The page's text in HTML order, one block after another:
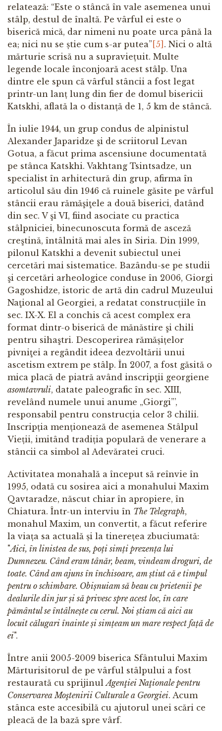
relatează: “Este o stâncă în vale asemenea unui
stâlp, destul de înaltă. Pe vârful ei este o
biserică mică, dar nimeni nu poate urca până la
ea; nici nu se știe cum s-ar putea” [5] . Nici o altă
mărturie scrisă nu a supraviețuit. Multe
legende locale înconjoară acest stâlp. Una
dintre ele spun că vârful stâncii a fost legat
printr-un lanț lung din fier de domul bisericii
Katskhi, aflată la o distanță de 1, 5 km de stâncă.
În iulie 1944, un grup condus de alpinistul
Alexander Japaridze şi de scriitorul Levan
Gotua, a făcut prima ascensiune documentată
pe stânca Katskhi. Vakhtang Tsintsadze, un
specialist în arhitectură din grup, afirma în
articolul său din 1946 că ruinele găsite pe vârful
stâncii erau rămăşiţele a două biserici, datând
din sec. V şi VI, fiind asociate cu practica
stâlpniciei, binecunoscuta formă de asceză
creştină, întâlnită mai ales în Siria. Din 1999,
pilonul Katskhi a devenit subiectul unei
cercetări mai sistematice. Bazându-se pe studii
şi cercetări arheologice conduse în 2006, Giorgi
Gagoshidze, istoric de artă din cadrul Muzeului
Naţional al Georgiei, a redatat construcțiile în
sec. IX-X. El a conchis că acest complex era
format dintr-o biserică de mănăstire şi chili
pentru sihaştri. Descoperirea rămășițelor
pivniţei a regândit ideea dezvoltării unui
ascetism extrem pe stâlp. În 2007, a fost găsită o
mica placă de piatră având inscripţii georgiene
asomtavruli, datate paleografic în sec. XIII,
revelând numele unui anume „Giorgi”’,
responsabil pentru construcția celor 3 chilii.
Inscripția menționează de asemenea Stâlpul
Vieții, imitând tradiția populară de venerare a
stâncii ca simbol al Adevăratei cruci.
Activitatea monahală a început să reînvie în
1995, odată cu sosirea aici a monahului Maxim
Qavtaradze, născut chiar în apropiere, în
Chiatura. Într-un interviu în The Telegraph,
monahul Maxim, un convertit, a făcut referire
la viața sa actuală și la tinerețea zbuciumată:
"Aici, în linistea de sus, poți simți prezența lui
Dumnezeu. Când eram tânăr, beam, vindeam droguri, de
toate. Când am ajuns în închisoare, am știut că e timpul
pentru o schimbare. Obișnuiam să beau cu prietenii pe
dealurile din jur și să privesc spre acest loc, în care
pământul se întâlnește cu cerul. Noi știam că aici au
locuit călugari înainte și simțeam un mare respect față de
ei".
Între anii 2005-2009 biserica Sfântului Maxim
Mărturisitorul de pe vârful stâlpului a fost
restaurată cu sprijinulAgenţiei Naţionale pentru
Conservarea Moştenirii Culturale a Georgiei. Acum
stânca este accesibilă cu ajutorul unei scări ce
pleacă de la bază spre vârf.